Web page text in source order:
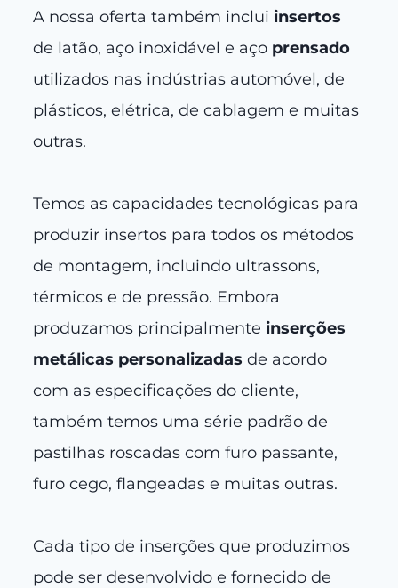
A nossa oferta também inclui insertos
de latão, aço inoxidável e aço prensado
utilizados nas indústrias automóvel, de
plásticos, elétrica, de cablagem e muitas
outras.
Temos as capacidades tecnológicas para
produzir insertos para todos os métodos
de montagem, incluindo ultrassons,
térmicos e de pressão. Embora
produzamos principalmente inserções
metálicas personalizadas de acordo
com as especificações do cliente,
também temos uma série padrão de
pastilhas roscadas com furo passante,
furo cego, flangeadas e muitas outras.
Cada tipo de inserções que produzimos
pode ser desenvolvido e fornecido de